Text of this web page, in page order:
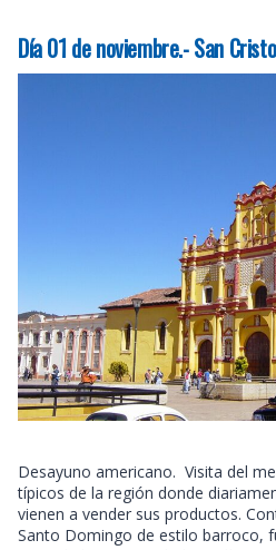
Día 01 de noviembre.- San
Desayuno americano. Visita del
típicos de la región donde
vienen a vender sus productos.
Santo Domingo de estilo barroco,